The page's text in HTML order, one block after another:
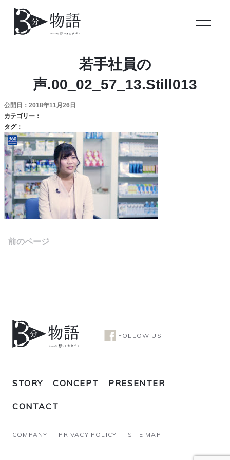
若手社員の
声.00_02_57_13.Still013
公開日：2018年11月26日
カテゴリー：
タグ：
前のページ
FOLLOW US
STORY CONCEPT PRESENTER
CONTACT
COMPANY PRIVACY POLICY SITE MAP